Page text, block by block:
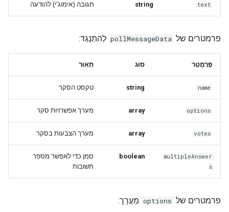
text
string תגובה (אימוג'י) להודעה
פרמטרים של pollMessageData לְהִתְנַגֵד:
פָּרָמֶטֶר סוּג תֵאוּר
name
string טקסט הסקר
options
array מערך אפשרויות סקר
votes
array מערך הצבעות בסקר
multipleAnswer
s
boolean
סמן כדי לאפשר מספר
תשובות
פרמטרים של options מַעֲרָך: